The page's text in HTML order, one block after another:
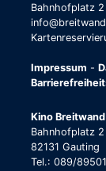
Bahnhofplatz
Impressum -
Kino
Bahnhofplatz 2
82131 Gauting
Tel.: 089/